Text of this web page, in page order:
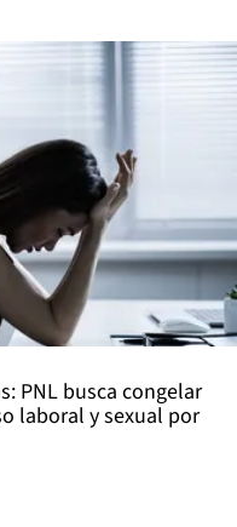
PNL busca congelar
laboral y sexual por